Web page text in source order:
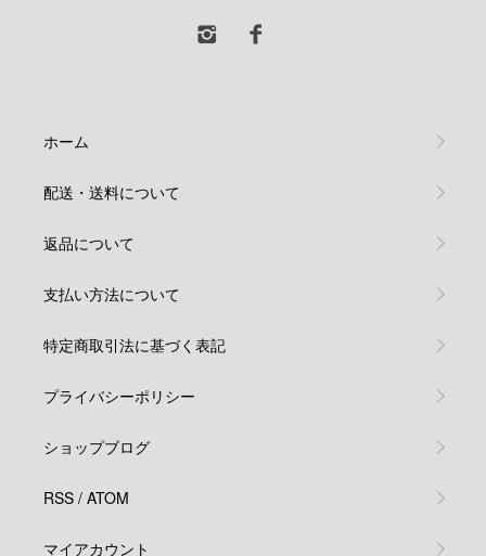
ホーム
配送・送料について
返品について
支払い方法について
特定商取引法に基づく表記
プライバシーポリシー
ショップブログ
RSS / ATOM
マイアカウント